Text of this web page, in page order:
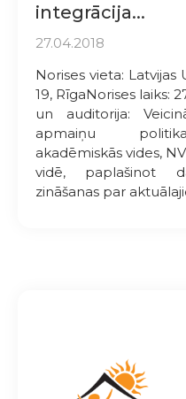
integrācija...
27.04.2018
Norises vieta: Latvijas
19, RīgaNorises laiks:
un auditorija:
apmaiņu
akadēmiskās vides,
vidē, paplašinot
zināšanas par